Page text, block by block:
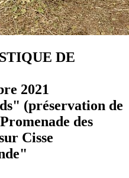
DE
2021
(préservation de
des
Cisse